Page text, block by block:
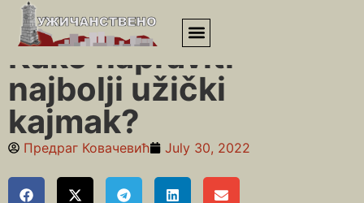
Почетна»Kako napraviti najbolji užički kajmak?
Kako napraviti
najbolji užički
kajmak?
Предраг Ковачевић July 30, 2022